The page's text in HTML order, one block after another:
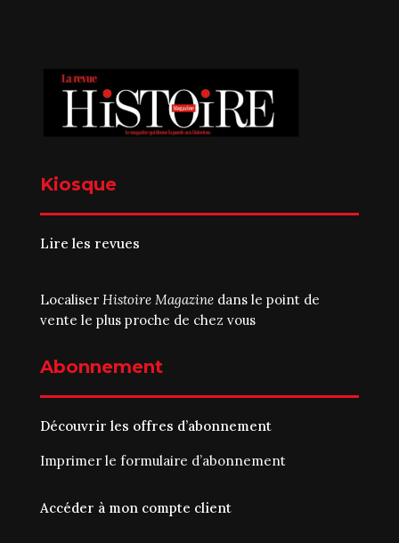
Kiosque
Lire les revues
Localiser Histoire Magazinedans le point de
vente le plus proche de chez vous
Abonnement
Découvrir les offres d’abonnement
Imprimer le formulaire d’abonnement
Accéder à mon compte client